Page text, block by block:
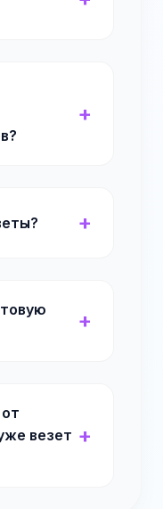
везет